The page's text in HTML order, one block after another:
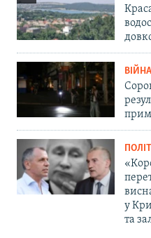
у
та